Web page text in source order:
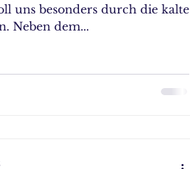
uns besonders durch die kalte
Neben dem...